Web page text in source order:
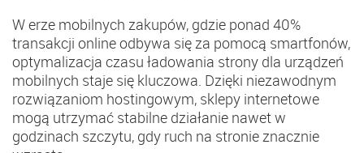
W erze mobilnych zakupów, gdzie ponad 40%
transakcji online odbywa się za pomocą smartfonów​,
optymalizacja czasu ładowania strony dla urządzeń
mobilnych staje się kluczowa. Dzięki niezawodnym
rozwiązaniom hostingowym, sklepy internetowe
mogą utrzymać stabilne działanie nawet w
godzinach szczytu, gdy ruch na stronie znacznie